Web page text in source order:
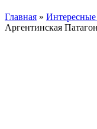
Главная » Интересные
Аргентинская